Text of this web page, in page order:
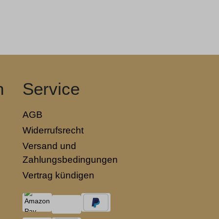
Service
AGB
Widerrufsrecht
Versand und
Zahlungsbedingungen
Vertrag kündigen